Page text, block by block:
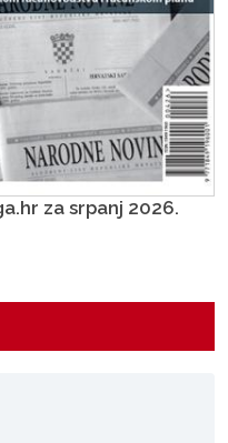
za srpanj 2026.